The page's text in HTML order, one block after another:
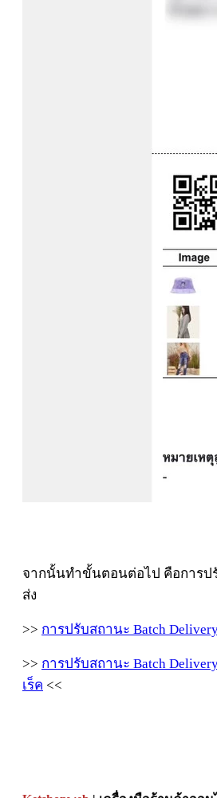
จากนั้นทำขั้นตอนต่อไป คือการป
ส่ง
>> การปรับสถานะ Batch
>> การปรับสถานะ Batch
เร็ค <<